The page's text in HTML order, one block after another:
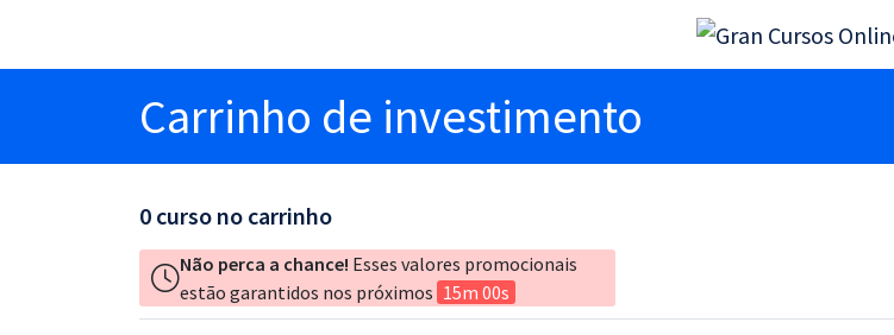
Carrinho de investimento
0 curso no carrinho
Não perca a chance! Esses valores promocionais
estão garantidos nos próximos 15m 00s